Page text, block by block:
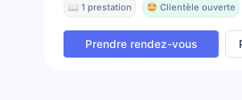
📖 1 prestation 🤩 Clientèle ouverte
Prendre rendez-vous